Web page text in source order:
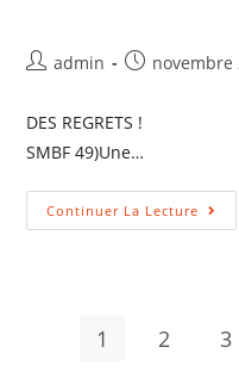
admin novembre
DES
SMBF 49)Une…
Continuer La Lecture
1 2 3